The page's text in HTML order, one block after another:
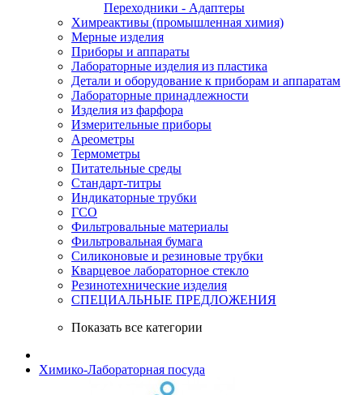
Переходники - Адаптеры
Химреактивы (промышленная химия)
Мерные изделия
Приборы и аппараты
Лабораторные изделия из пластика
Детали и оборудование к приборам и аппаратам
Лабораторные принадлежности
Изделия из фарфора
Измерительные приборы
Ареометры
Термометры
Питательные среды
Стандарт-титры
Индикаторные трубки
ГСО
Фильтровальные материалы
Фильтровальная бумага
Силиконовые и резиновые трубки
Кварцевое лабораторное стекло
Резинотехнические изделия
СПЕЦИАЛЬНЫЕ ПРЕДЛОЖЕНИЯ
Показать все категории
Химико-Лабораторная посуда